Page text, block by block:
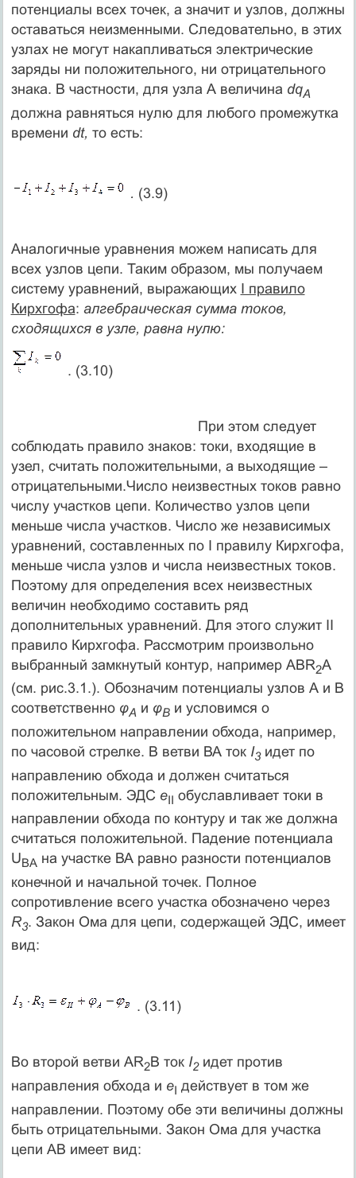
потенциалы всех точек, а значит и узлов, должны
оставаться неизменными. Следовательно, в этих
узлах не могут накапливаться электрические
заряды ни положительного, ни отрицательного
знака. В частности, для узла А величина dqA
должна равняться нулю для любого промежутка
времени dt, то есть:
. (3.9)
Аналогичные уравнения можем написать для
всех узлов цепи. Таким образом, мы получаем
систему уравнений, выражающих I правило
Кирхгофа: алгебраическая сумма токов,
сходящихся в узле, равна нулю:
. (3.10)
При этом следует
соблюдать правило знаков: токи, входящие в
узел, считать положительными, а выходящие –
отрицательными.Число неизвестных токов равно
числу участков цепи. Количество узлов цепи
меньше числа участков. Число же независимых
уравнений, составленных по I правилу Кирхгофа,
меньше числа узлов и числа неизвестных токов.
Поэтому для определения всех неизвестных
величин необходимо составить ряд
дополнительных уравнений. Для этого служит II
правило Кирхгофа. Рассмотрим произвольно
выбранный замкнутый контур, например ABR2A
(cм. рис.3.1.). Обозначим потенциалы узлов А и В
соответственно φА и φВи условимся о
положительном направлении обхода, например,
по часовой стрелке. В ветви ВА ток I3идет по
направлению обхода и должен считаться
положительным. ЭДС eII обуславливает токи в
направлении обхода по контуру и так же должна
считаться положительной. Падение потенциала
UВА на участке ВА равно разности потенциалов
конечной и начальной точек. Полное
сопротивление всего участка обозначено через
R3. Закон Ома для цепи, содержащей ЭДС, имеет
вид:
. (3.11)
Во второй ветви AR2B ток I2идет против
направления обхода и eI действует в том же
направлении. Поэтому обе эти величины должны
быть отрицательными. Закон Ома для участка
цепи АВ имеет вид: